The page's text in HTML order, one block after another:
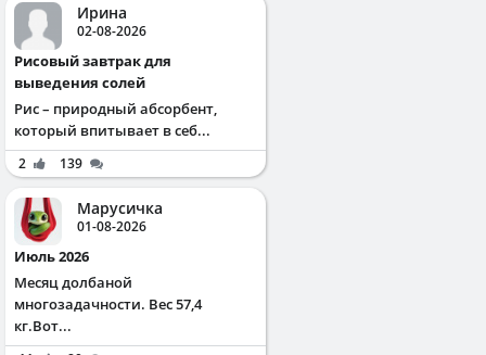
Ирина
02-08-2026
Рисовый завтрак для
выведения солей
Рис – природный абсорбент,
который впитывает в себ...
2 139
Марусичка
01-08-2026
Июль 2026
Месяц долбаной
многозадачности. Вес 57,4
кг.Вот...